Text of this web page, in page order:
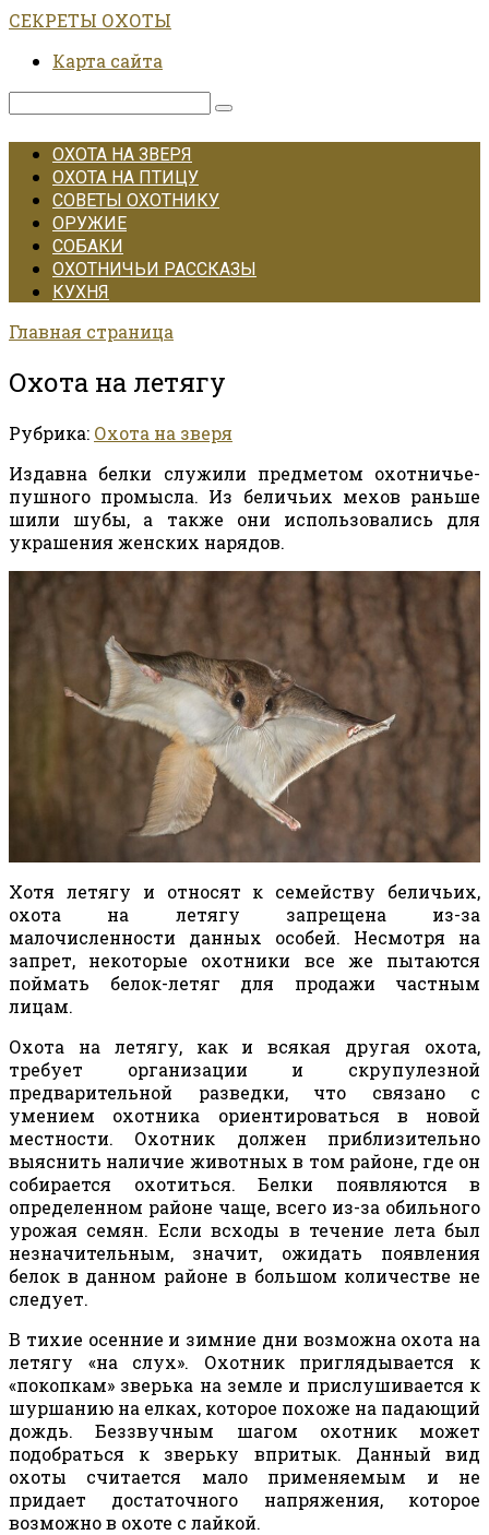
Перейти
контенту
СЕКРЕТЫ ОХОТЫ
Карта сайта
Поиск:
ОХОТА НА ЗВЕРЯ
ОХОТА НА ПТИЦУ
СОВЕТЫ ОХОТНИКУ
ОРУЖИЕ
СОБАКИ
ОХОТНИЧЬИ РАССКАЗЫ
КУХНЯ
Главная страница
Охота на летягу
Рубрика: Охота на зверя
Издавна белки служили предметом охотничье-
пушного промысла. Из беличьих мехов раньше
шили шубы, а также они использовались для
украшения женских нарядов.
Хотя летягу и относят к семейству беличьих,
охота на летягу запрещена из-за
малочисленности данных особей. Несмотря на
запрет, некоторые охотники все же пытаются
поймать белок-летяг для продажи частным
лицам.
Охота на летягу, как и всякая другая охота,
требует организации и скрупулезной
предварительной разведки, что связано с
умением охотника ориентироваться в новой
местности. Охотник должен приблизительно
выяснить наличие животных в том районе, где он
собирается охотиться. Белки появляются в
определенном районе чаще, всего из-за обильного
урожая семян. Если всходы в течение лета был
незначительным, значит, ожидать появления
белок в данном районе в большом количестве не
следует.
В тихие осенние и зимние дни возможна охота на
летягу «на слух». Охотник приглядывается к
«покопкам» зверька на земле и прислушивается к
шуршанию на елках, которое похоже на падающий
дождь. Беззвучным шагом охотник может
подобраться к зверьку впритык. Данный вид
охоты считается мало применяемым и не
придает достаточного напряжения, которое
возможно в охоте с лайкой.